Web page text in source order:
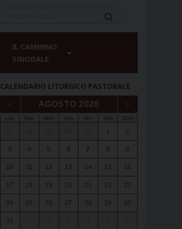
IL CAMMINO
SINODALE
CALENDARIO LITURGICO PASTORALE
‹ AGOSTO 2026 ›
Lun Mar Mer Gio Ven Sab Dom
1 2
3 4 5 6 7 8 9
10 11 12 13 14 15 16
17 18 19 20 21 22 23
24 25 26 27 28 29 30
31